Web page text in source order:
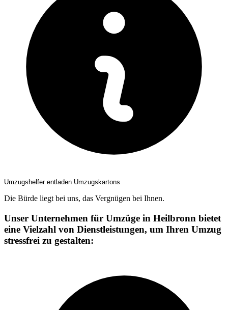
Umzugshelfer entladen Umzugskartons
Die Bürde liegt bei uns, das Vergnügen bei Ihnen.
Unser Unternehmen für Umzüge in Heilbronn bietet
eine Vielzahl von Dienstleistungen, um Ihren Umzug
stressfrei zu gestalten: